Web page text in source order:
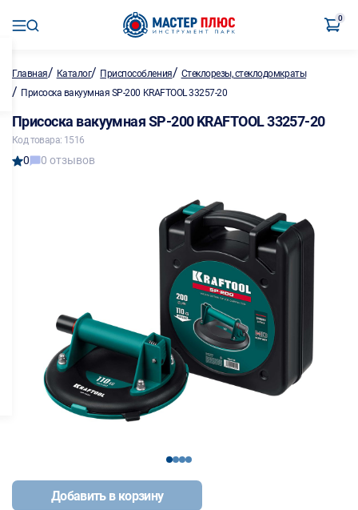
0
Главная/ Каталог/ Приспособления/ Стеклорезы, стеклодомкраты
/ Присоска вакуумная SP-200 KRAFTOOL 33257-20
Присоска вакуумная SP-200 KRAFTOOL 33257-20
Код товара: 1516
0 0 отзывов
1234
Добавить в корзину